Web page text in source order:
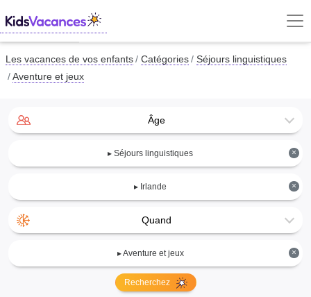
Les vacances de vos enfants Catégories
Séjours linguistiques
Aventure et jeux
Âge
×
▸ Séjours linguistiques
×
▸ Irlande
Quand
×
▸ Aventure et jeux
Recherchez